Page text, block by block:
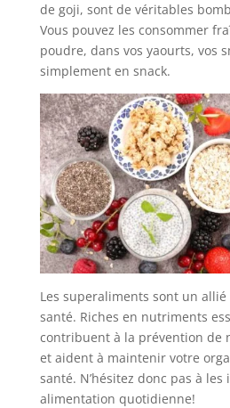
de goji, sont de véritables
Vous pouvez les consommer
poudre, dans vos yaourts, vos
simplement en snack.
Les superaliments sont un
santé. Riches en nutriments
contribuent à la prévention de
et aident à maintenir votre
santé. N’hésitez donc pas à
alimentation quotidienne!